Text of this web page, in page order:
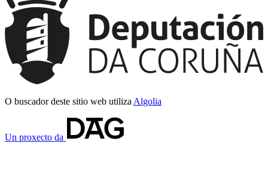
O buscador deste sitio web utiliza Algolia
Un proxecto da